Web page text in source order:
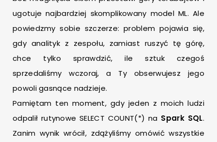
ugotuje najbardziej skomplikowany model ML. Ale
powiedzmy sobie szczerze: problem pojawia się,
gdy analityk z zespołu, zamiast ruszyć tę górę,
chce tylko sprawdzić, ile sztuk czegoś
sprzedaliśmy wczoraj, a Ty obserwujesz jego
powoli gasnące nadzieje.
Pamiętam ten moment, gdy jeden z moich ludzi
odpalił rutynowe SELECT COUNT(*) na Spark SQL.
Zanim wynik wrócił, zdążyliśmy omówić wszystkie